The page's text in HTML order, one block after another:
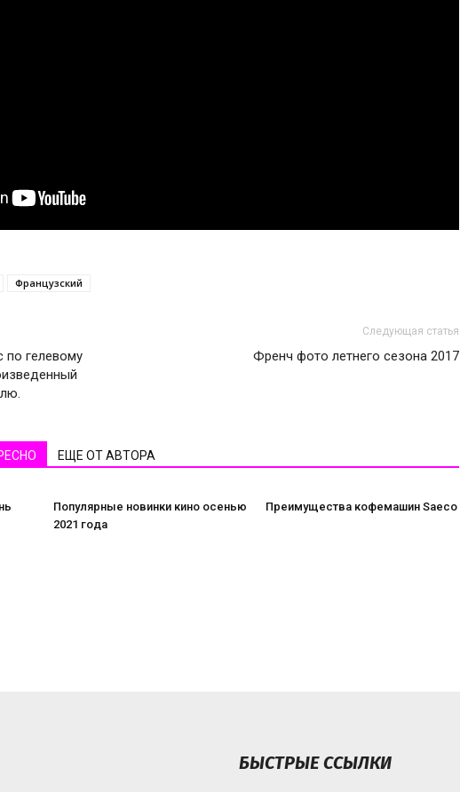
Французский
по гелевому
Следующая статья
Френч фото летнего сезона 2017
ЕЩЕ ОТ АВТОРА
Популярные новинки кино осенью
2021 года
Преимущества кофемашин Saeco
БЫСТРЫЕ ССЫЛКИ